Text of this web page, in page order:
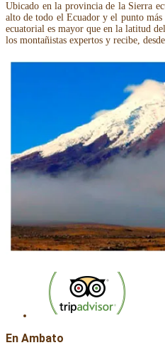
Ubicado en la provincia de la Sierra
alto de todo el Ecuador y el punto
ecuatorial es mayor que en la latitud
los montañistas expertos y recibe,
En Ambato